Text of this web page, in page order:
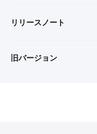
リリースノート
旧バージョン